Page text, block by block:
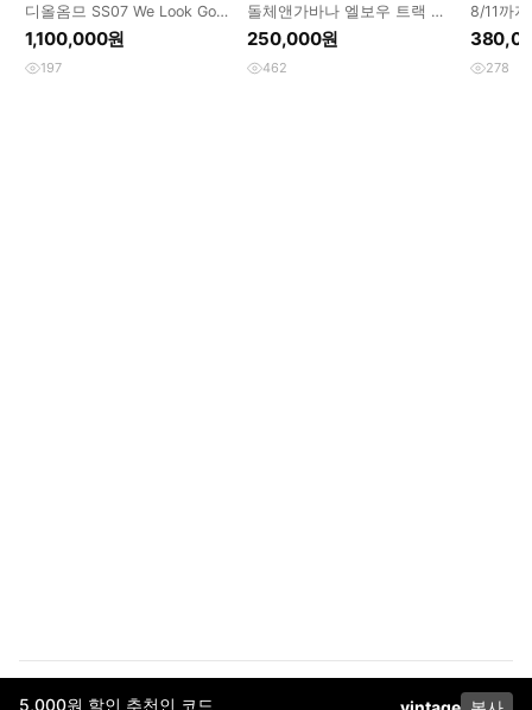
5,000원 할인 추천인 코드
디올옴므 SS07 We Look Good
Together 사파리 자켓
1,100,000원
197
돌체앤가바나 엘보우 트랙 자
켓
250,000원
462
8/11까
15SS 자
278